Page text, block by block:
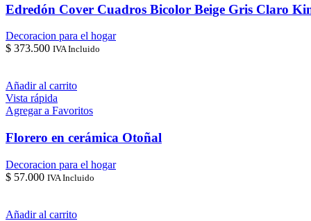
Edredón Cover Cuadros Bicolor Beige Gris Claro
Decoracion para el hogar
$ 373.500 IVA Incluido
Añadir al carrito
Vista rápida
Agregar a Favoritos
Florero en cerámica Otoñal
Decoracion para el hogar
$ 57.000 IVA Incluido
Añadir al carrito